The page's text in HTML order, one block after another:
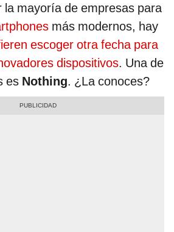
la mayoría de empresas para
más modernos, hay
escoger otra fecha para
dispositivos. Una de
es Nothing. ¿La conoces?